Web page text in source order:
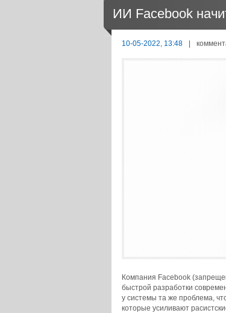
ИИ Facebook
10-05-2022, 13:48 |
Компания Facebook
быстрой разработки
у системы та же проблема,
которые усиливают